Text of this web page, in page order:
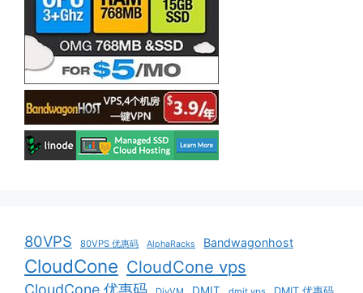
80VPS 80VPS 优惠码 AlphaRacks Bandwagonhost
CloudCone CloudCone vps
CloudCone 优惠码 DMIT